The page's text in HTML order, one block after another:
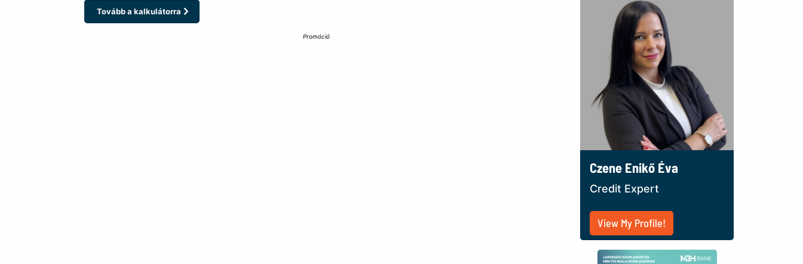
Czene Enikő Éva
Credit Expert
View My Profile!